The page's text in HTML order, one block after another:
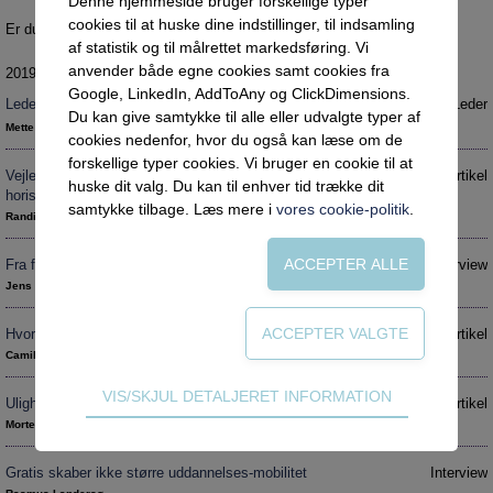
Netværk
Intelligens
Uddannelser under corona
Vejledningsindsatsen under corona
Professioner under pres
Frafald
Den kommunale ungeindsats
Misbrug
Data og dialog
Er du ikke tilmeldt Vejlederforum? Få engratis prøveperiode.
2019 nr. 2
Leder: Vi skal gøre rummet større
Mette Marie Callesen
Leder
Vejledning skal udvide og ikke indsnævre
horisonten
Randi Boelskifte Skovhus
Artikel
Fra forsvunden fuldmægtig til møbelsnedker
Jens Eldrup
Interview
Hvorfor er uddannelsesvalget blevet sværere?
Camilla Hutters
Artikel
Ulighed udryddes ikke ved at bryde social arv
Morten Ejrnæs
Artikel
Gratis skaber ikke større uddannelses-mobilitet Interview
cookies til at huske dine indstillinger, til indsamling
af statistik og til målrettet markedsføring. Vi
anvender både egne cookies samt cookies fra
Google, LinkedIn, AddToAny og ClickDimensions.
Du kan give samtykke til alle eller udvalgte typer af
cookies nedenfor, hvor du også kan læse om de
forskellige typer cookies. Vi bruger en cookie til at
huske dit valg. Du kan til enhver tid trække dit
samtykke tilbage. Læs mere i vores cookie-politik
Teknisk
Tekniske cookies er nødvendige for hjemmesidens
adgangskontrol samt indkøbskurv og kan derfor
ikke fravælges.
VIS/SKJUL DETALJERET INFORMATION